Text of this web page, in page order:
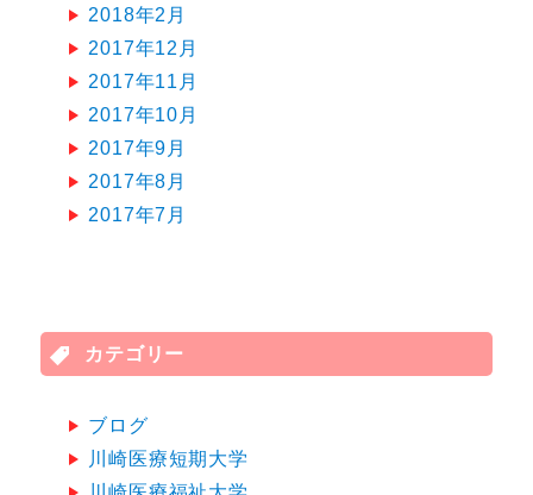
2018年2月
2017年12月
2017年11月
2017年10月
2017年9月
2017年8月
2017年7月
カテゴリー
ブログ
川崎医療短期大学